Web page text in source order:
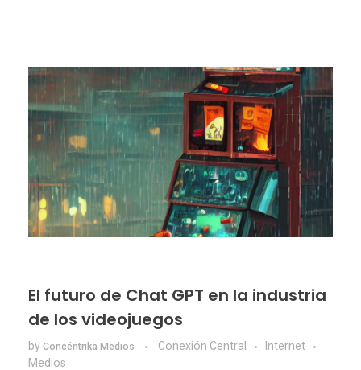
El futuro de Chat GPT en la industria
de los videojuegos
by Concéntrika Medios Conexión Central
Internet
Medios